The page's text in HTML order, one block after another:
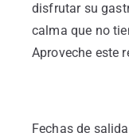
disfrutar su
calma que no
Aproveche este
Fechas de